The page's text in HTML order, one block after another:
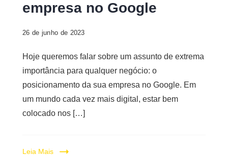
empresa no Google
26 de junho de 2023
Hoje queremos falar sobre um assunto de extrema
importância para qualquer negócio: o
posicionamento da sua empresa no Google. Em
um mundo cada vez mais digital, estar bem
colocado nos […]
Leia Mais